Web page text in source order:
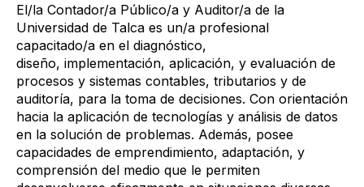
El/la Contador/a Público/a y Auditor/a de la
Universidad de Talca es un/a profesional
capacitado/a en el diagnóstico,
diseño, implementación, aplicación, y evaluación de
procesos y sistemas contables, tributarios y de
auditoría, para la toma de decisiones. Con orientación
hacia la aplicación de tecnologías y análisis de datos
en la solución de problemas. Además, posee
capacidades de emprendimiento, adaptación, y
comprensión del medio que le permiten